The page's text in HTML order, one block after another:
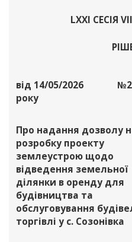
LXХІ СЕСІЯ
від 14/05/2026
року
Про надання дозволу
розробку проекту
землеустрою щодо
відведення земельної
ділянки в оренду для
будівництва та
обслуговування
торгівлі у с. Созонівка